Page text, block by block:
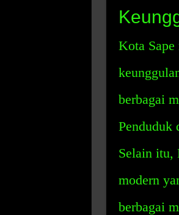
Kota
berbagai
Penduduk
Selain itu,
modern
berbagai